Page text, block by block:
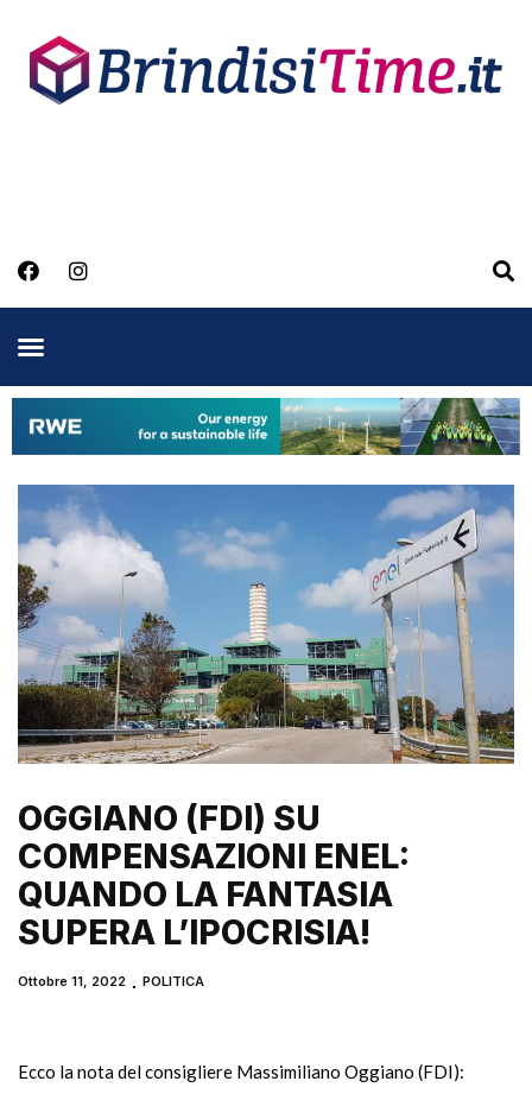
OGGIANO (FDI) SU
COMPENSAZIONI ENEL:
QUANDO LA FANTASIA
SUPERA L’IPOCRISIA!
Ottobre 11, 2022 POLITICA
Ecco la nota del consigliere Massimiliano Oggiano (FDI):